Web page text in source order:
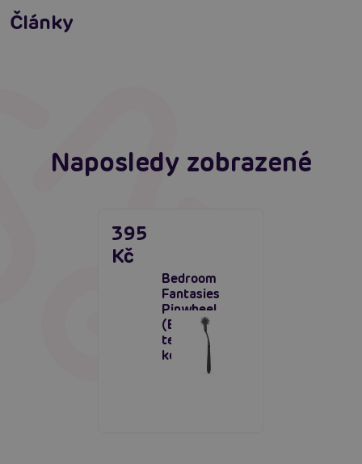
Články
dospělé (aktualizováno)
Číst více
Jak na bondage? Svazování partnera při sexu
aneb co je bondáž
Naposledy zobrazené
Bedroom
Fantasies
Pinwheel
(Black),
terapeutické
kolečko
395
Kč